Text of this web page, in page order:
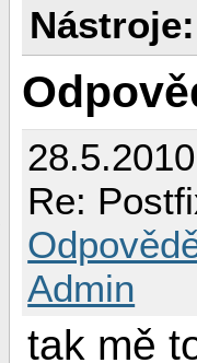
Nástroje:
Re:
Admin
tak mě